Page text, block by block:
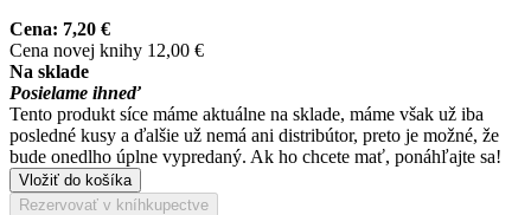
Cena: 7,20 €
Cena novej knihy 12,00 €
Na sklade
Posielame ihneď
Tento produkt síce máme aktuálne na sklade, máme však už iba
posledné kusy a ďalšie už nemá ani distribútor, preto je možné, že
bude onedlho úplne vypredaný. Ak ho chcete mať, ponáhľajte sa!
Vložiť do košíka
Rezervovať v kníhkupectve